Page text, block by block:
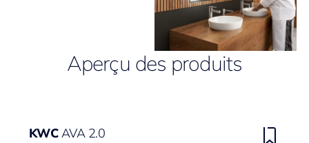
Aperçu des produits
KWCAVA 2.0